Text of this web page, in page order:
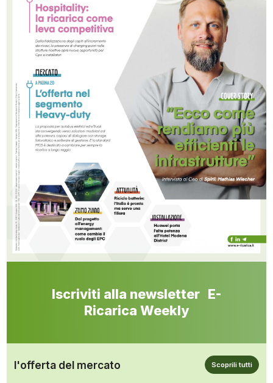
Iscriviti alla newsletter E-
Ricarica Weekly
l'offerta del mercato Scoprili tutti